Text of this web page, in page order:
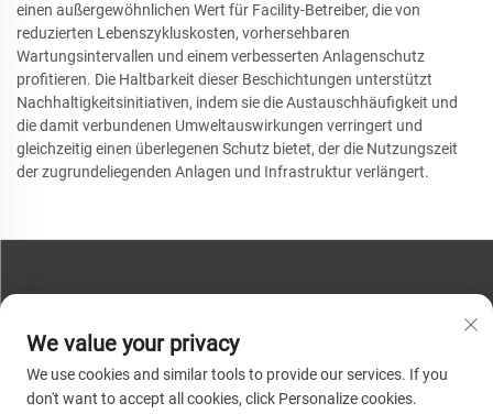
einen außergewöhnlichen Wert für Facility-Betreiber, die von
reduzierten Lebenszykluskosten, vorhersehbaren
Wartungsintervallen und einem verbesserten Anlagenschutz
profitieren. Die Haltbarkeit dieser Beschichtungen unterstützt
Nachhaltigkeitsinitiativen, indem sie die Austauschhäufigkeit und
die damit verbundenen Umweltauswirkungen verringert und
gleichzeitig einen überlegenen Schutz bietet, der die Nutzungszeit
der zugrundeliegenden Anlagen und Infrastruktur verlängert.
Telefon:+86-13793890209
Tel.:+86-13793890209
We value your privacy
We use cookies and similar tools to provide our services. If you
don't want to accept all cookies, click Personalize cookies.